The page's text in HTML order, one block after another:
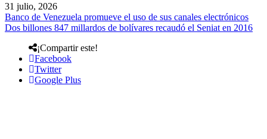
31 julio, 2026
Banco de Venezuela promueve el uso de sus canales electrónicos
Dos billones 847 millardos de bolívares recaudó el Seniat en 2016
¡Compartir este!
Facebook
Twitter
Google Plus